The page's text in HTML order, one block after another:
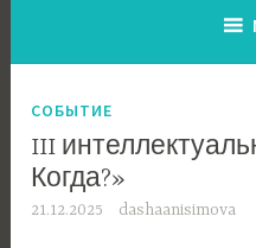
СОБЫТИЕ
III
Когда?»
21.12.2025 dashaanisimova